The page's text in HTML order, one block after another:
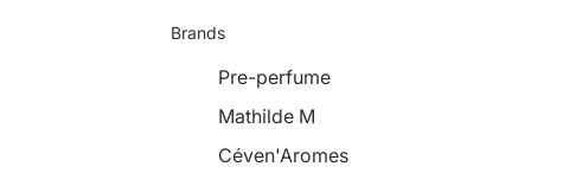
Brands
Pre-perfume
Mathilde M
Céven'Aromes